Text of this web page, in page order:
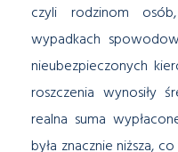
czyli rodzinom
wypadkach
nieubezpieczonych
roszczenia wynosiły
realna suma
była znacznie niższa,